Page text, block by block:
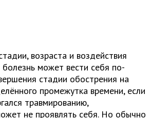
возраста и воздействия
может вести себя по-
стадии обострения на
промежутка времени, если
травмированию,
не проявлять себя. Но обычно